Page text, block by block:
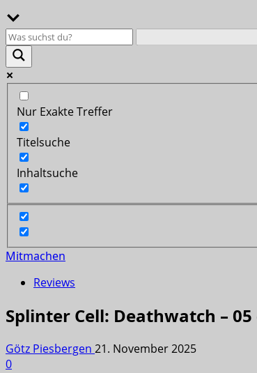
Nur Exakte Treffer
Titelsuche
Inhaltsuche
Mitmachen
Reviews
Splinter Cell: Deathwatch –
Götz Piesbergen 21. November 2025
0